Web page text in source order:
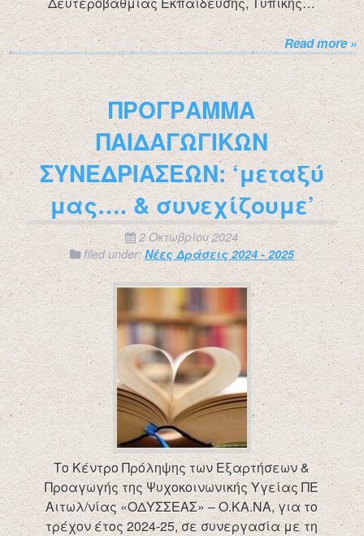
Read more »
ΠΡΟΓΡΑΜΜΑ
ΠΑΙΔΑΓΩΓΙΚΩΝ
ΣΥΝΕΔΡΙΑΣΕΩΝ: ‘μεταξύ
μας…. & συνεχίζουμε’
2 Οκτωβρίου 2024
filed under:Νέες Δράσεις 2024 - 2025
Το Κέντρο Πρόληψης των Εξαρτήσεων &
Προαγωγής της Ψυχοκοινωνικής Υγείας ΠΕ
Αιτωλ/νίας «ΟΔΥΣΣΕΑΣ» – Ο.ΚΑ.ΝΑ, για το
τρέχον έτος 2024-25, σε συνεργασία με τη